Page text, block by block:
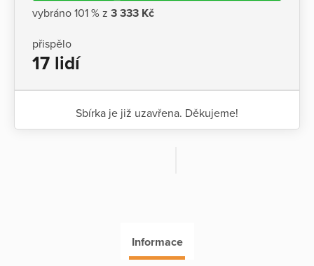
vybráno 101 % z 3 333 Kč
přispělo
17 lidí
Sbírka je již uzavřena. Děkujeme!
Informace